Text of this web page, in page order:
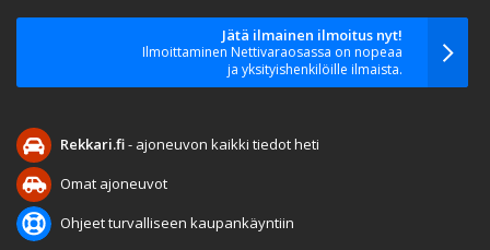
Jätä ilmainen ilmoitus nyt!
Ilmoittaminen Nettivaraosassa on nopeaa
ja yksityishenkilöille ilmaista.
Rekkari.fi- ajoneuvon kaikki tiedot heti
Omat ajoneuvot
Ohjeet turvalliseen kaupankäyntiin